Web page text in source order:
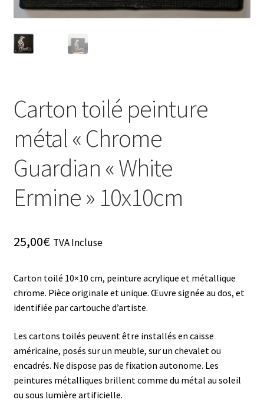
Carton toilé peinture
métal « Chrome
Guardian « White
Ermine » 10x10cm
25,00€ TVA Incluse
Carton toilé 10×10 cm, peinture acrylique et métallique
chrome. Pièce originale et unique. Œuvre signée au dos, et
identifiée par cartouche d’artiste.
Les cartons toilés peuvent être installés en caisse
américaine, posés sur un meuble, sur un chevalet ou
encadrés. Ne dispose pas de fixation autonome. Les
peintures métalliques brillent comme du métal au soleil
ou sous lumière artificielle.